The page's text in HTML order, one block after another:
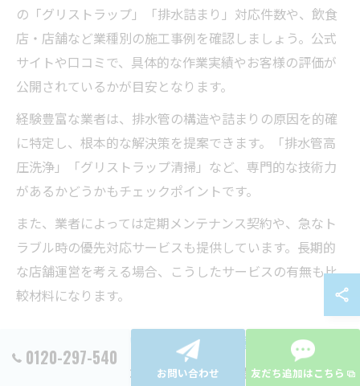
の「グリストラップ」「排水詰まり」対応件数や、飲食
店・店舗など業種別の施工事例を確認しましょう。公式
サイトや口コミで、具体的な作業実績やお客様の評価が
公開されているかが目安となります。
経験豊富な業者は、排水管の構造や詰まりの原因を的確
に特定し、根本的な解決策を提案できます。「排水管高
圧洗浄」「グリストラップ清掃」など、専門的な技術力
があるかどうかもチェックポイントです。
また、業者によっては定期メンテナンス契約や、急なト
ラブル時の優先対応サービスも提供しています。長期的
な店舗運営を考える場合、こうしたサービスの有無も比
較材料になります。
排水詰まりトラブル時の迅速対応の重要性
飲食店や厨房で排水詰まりが発生した場合、営業に支障
0120-297-540
お問い合わせ 友だち追加はこちら